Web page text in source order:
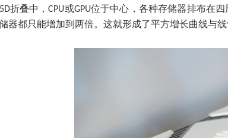
折叠中，CPU或GPU位于中心，各种存储器排布
器都只能增加到两倍。这就形成了平方增长曲线与